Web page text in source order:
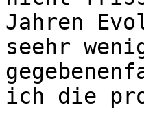
Jahren
seehr
ich die